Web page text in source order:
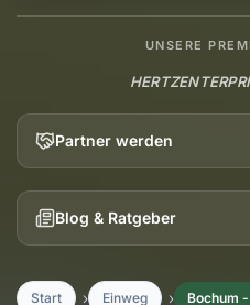
UNSERE
HERTZ
Partner werden
Blog & Ratgeber
Start Einweg Bochum